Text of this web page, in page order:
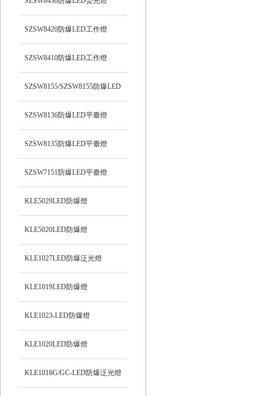
SZSW8420防爆LED工作燈
SZSW8410防爆LED工作燈
SZSW8155/SZSW8155防爆LED
平臺燈
SZSW8136防爆LED平臺燈
SZSW8135防爆LED平臺燈
SZSW7151防爆LED平臺燈
KLE5029LED防爆燈
KLE5020LED防爆燈
KLE1027LED防爆泛光燈
KLE1019LED防爆燈
KLE1023-LED防爆燈
KLE1020LED防爆燈
KLE1018G/GC-LED防爆泛光燈